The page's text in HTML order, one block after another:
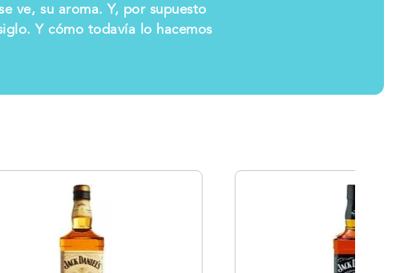
ve, su aroma. Y, por supuesto
Y cómo todavía lo hacemos